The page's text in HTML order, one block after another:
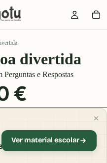
divertida
Perguntas e Respostas
€
Ver material escolar